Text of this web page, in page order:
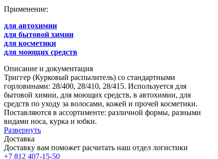
Применение:
для автохимии
для бытовой химии
для косметики
для моющих средств
Описание и документация
Триггер (Курковый распылитель) со стандартными
горловинами: 28/400, 28/410, 28/415. Используется для
бытовой химии, для моющих средств, в автохимии, для
средств по уходу за волосами, кожей и прочей косметики.
Поставляются в ассортименте: различной формы, разными
видами носа, курка и юбки.
Развернуть
Доставка
Доставку вам поможет расчитать наш отдел логистики
+7 812 407-15-50